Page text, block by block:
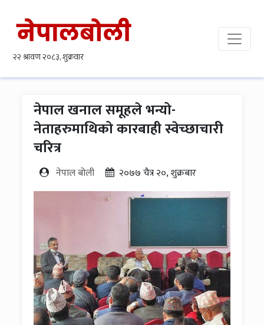
नेपाल खनाल समूहले भन्यो-
नेताहरुमाथिको कारबाही स्वेच्छाचारी
चरित्र
नेपाल बोली २०७७ चैत्र २०, शुक्रबार